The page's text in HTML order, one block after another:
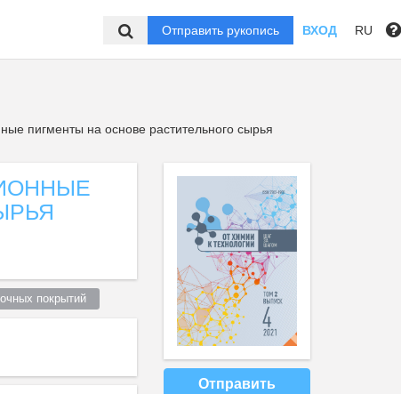
Отправить рукопись ВХОД RU
пигменты на основе растительного сырья
покрытий
Отправить